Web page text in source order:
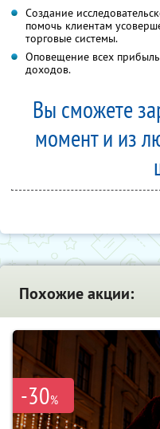
Создание
помочь клиентам
торговые системы.
Оповещение всех
доходов.
Вы сможете
момент и из
Похожие акции:
-30%